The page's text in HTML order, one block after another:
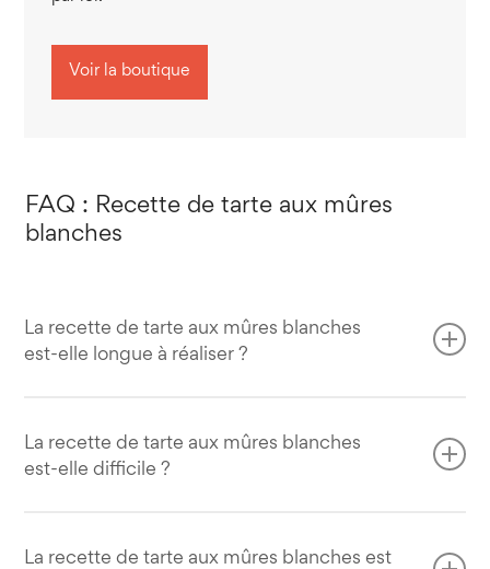
Voir la boutique
FAQ : Recette de tarte aux mûres
blanches
La recette de tarte aux mûres blanches
est-elle longue à réaliser ?
blanches, il faudra 20 minutes de préparation, 35
minutes de cuisson mais surtout 4 heures de repos !
La recette de tarte aux mûres blanches
est-elle difficile ?
simple à faire. Seule difficulté éventuelle : bien réaliser la
La recette de tarte aux mûres blanches est